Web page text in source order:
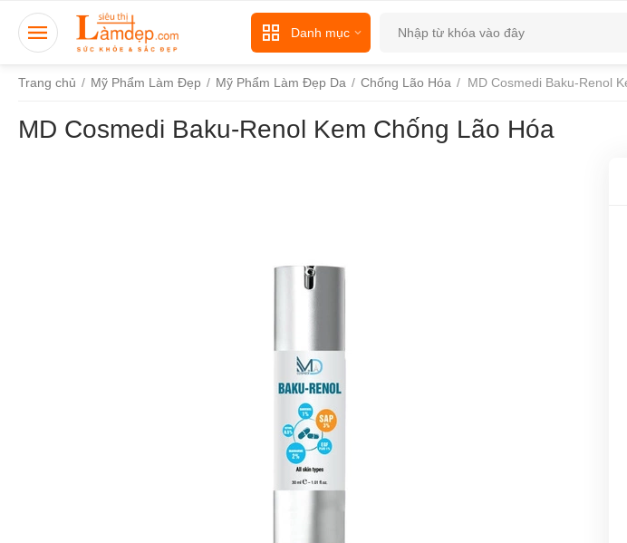
Danh mục
Trang chủ / Mỹ Phẩm Làm Đẹp / Mỹ Phẩm Làm Đẹp Da / Chống Lão Hóa / MD Cosmedi Baku-Renol
MD Cosmedi Baku-Renol Kem Chống Lão Hóa